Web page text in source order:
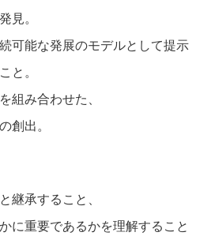
見。
可能な発展のモデルとして提示
と。
組み合わせた、
創出。
継承すること、
に重要であるかを理解すること